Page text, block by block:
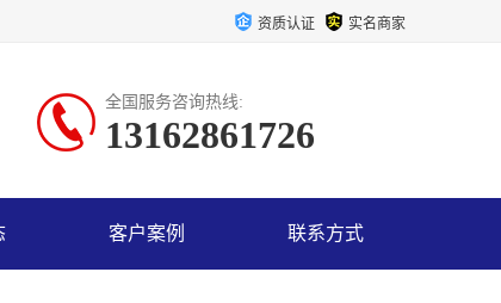
资质认证 实名商家
全国服务咨询热线:
13162861726
客户案例 联系方式